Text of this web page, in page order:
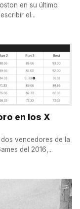
en su último
el...
en los X
vencedores de la
del 2016,...